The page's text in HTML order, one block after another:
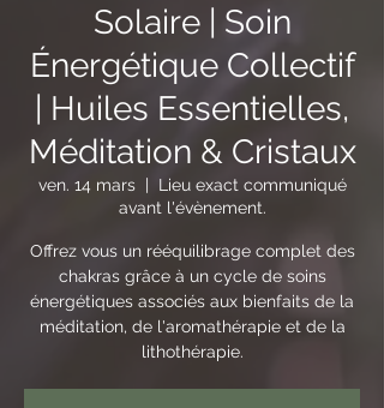
Solaire | Soin
Énergétique Collectif
| Huiles Essentielles,
Méditation & Cristaux
ven. 14 mars
  |
Lieu exact communiqué
avant l'évènement.
Offrez vous un rééquilibrage complet des
chakras grâce à un cycle de soins
énergétiques associés aux bienfaits de la
méditation, de l'aromathérapie et de la
lithothérapie.